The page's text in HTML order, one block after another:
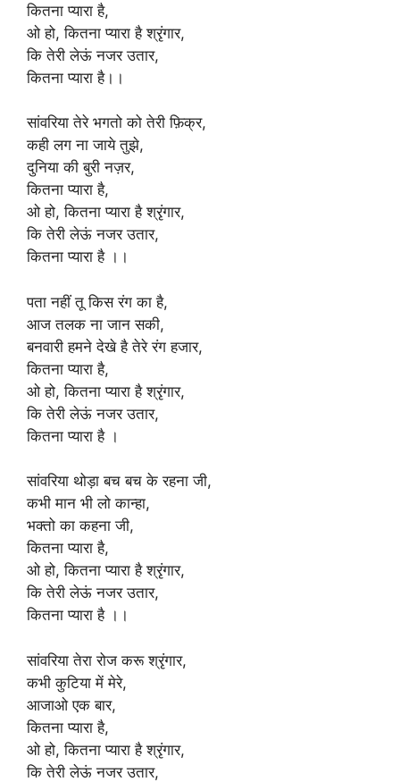
कितना प्यारा है,
ओ हो, कितना प्यारा है श्रृंगार,
कि तेरी लेऊं नजर उतार,
कितना प्यारा है।।
सांवरिया तेरे भगतो को तेरी फ़िक्र,
कही लग ना जाये तुझे,
दुनिया की बुरी नज़र,
कितना प्यारा है,
ओ हो, कितना प्यारा है श्रृंगार,
कि तेरी लेऊं नजर उतार,
कितना प्यारा है ।।
पता नहीं तू किस रंग का है,
आज तलक ना जान सकी,
बनवारी हमने देखे है तेरे रंग हजार,
कितना प्यारा है,
ओ हो, कितना प्यारा है श्रृंगार,
कि तेरी लेऊं नजर उतार,
कितना प्यारा है ।
सांवरिया थोड़ा बच बच के रहना जी,
कभी मान भी लो कान्हा,
भक्तो का कहना जी,
कितना प्यारा है,
ओ हो, कितना प्यारा है श्रृंगार,
कि तेरी लेऊं नजर उतार,
कितना प्यारा है ।।
सांवरिया तेरा रोज करू श्रृंगार,
कभी कुटिया में मेरे,
आजाओ एक बार,
कितना प्यारा है,
ओ हो, कितना प्यारा है श्रृंगार,
कि तेरी लेऊं नजर उतार,